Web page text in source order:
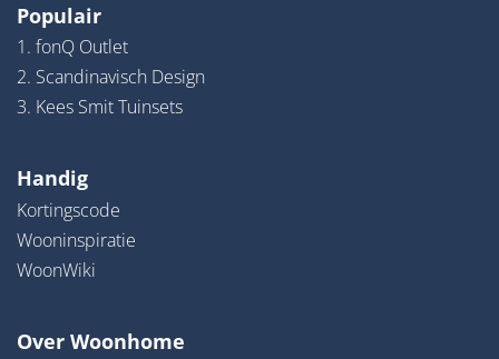
Populair
1. fonQ Outlet
2. Scandinavisch Design
3. Kees Smit Tuinsets
Handig
Kortingscode
Wooninspiratie
WoonWiki
Over Woonhome